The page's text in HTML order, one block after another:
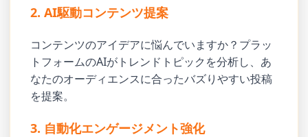
2. AI駆動コンテンツ提案
コンテンツのアイデアに悩んでいますか？プラッ
トフォームのAIがトレンドトピックを分析し、あ
なたのオーディエンスに合ったバズりやすい投稿
を提案。
3. 自動化エンゲージメント強化